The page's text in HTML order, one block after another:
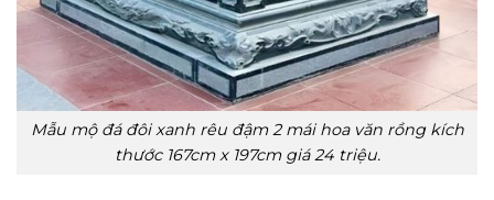
Mẫu mộ đá đôi xanh rêu đậm 2 mái hoa văn rồng kích
thước 167cm x 197cm giá 24 triệu.